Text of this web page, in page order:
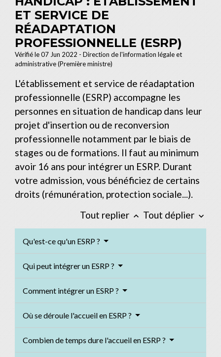
ET SERVICE DE
RÉADAPTATION
PROFESSIONNELLE (ESRP)
Vérifié le 07 Jun 2022 - Direction de l'information légale et
administrative (Première ministre)
L'établissement et service de réadaptation
professionnelle (ESRP) accompagne les
personnes en situation de handicap dans leur
projet d'insertion ou de reconversion
professionnelle notamment par le biais de
stages ou de formations. Il faut au minimum
avoir 16 ans pour intégrer un ESRP. Durant
votre admission, vous bénéficiez de certains
droits (rémunération, protection sociale...).
Tout replier keyboard_arrow_up Tout déplier keyboard_arrow_down
Qu'est-ce qu'un ESRP ?
Qui peut intégrer un ESRP ?
Comment intégrer un ESRP ?
Où se déroule l'accueil en ESRP ?
Combien de temps dure l'accueil en ESRP ?